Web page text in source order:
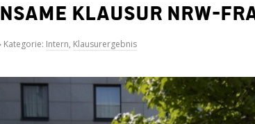
Klausur NRW-
Kategorie: Intern, Klausurergebnis